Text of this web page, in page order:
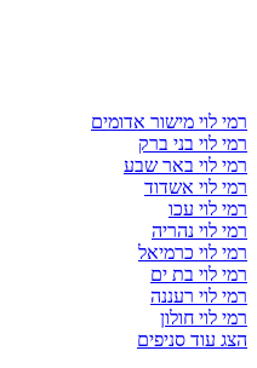
רמי לוי מישור אדומים
רמי לוי בני ברק
רמי לוי באר שבע
רמי לוי אשדוד
רמי לוי עכו
רמי לוי נהריה
רמי לוי כרמיאל
רמי לוי בת ים
רמי לוי רעננה
רמי לוי חולון
הצג עוד סניפים